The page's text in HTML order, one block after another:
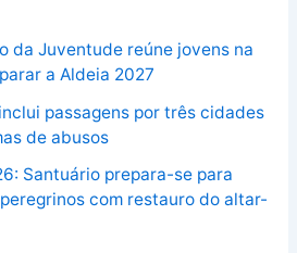
da Juventude reúne jovens na
a Aldeia 2027
passagens por três cidades
de abusos
Santuário prepara-se para
com restauro do altar-